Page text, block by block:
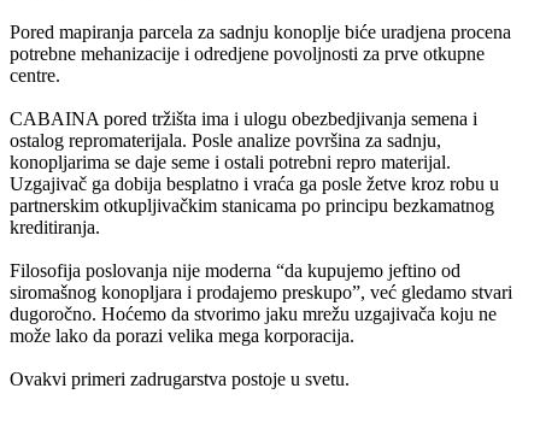
Pored mapiranja parcela za sadnju konoplje biće uradjena procena
potrebne mehanizacije i odredjene povoljnosti za prve otkupne
centre.
CABAINA pored tržišta ima i ulogu obezbedjivanja semena i
ostalog repromaterijala. Posle analize površina za sadnju,
konopljarima se daje seme i ostali potrebni repro materijal.
Uzgajivač ga dobija besplatno i vraća ga posle žetve kroz robu u
partnerskim otkupljivačkim stanicama po principu bezkamatnog
kreditiranja.
Filosofija poslovanja nije moderna “da kupujemo jeftino od
siromašnog konopljara i prodajemo preskupo”, već gledamo stvari
dugoročno. Hoćemo da stvorimo jaku mrežu uzgajivača koju ne
može lako da porazi velika mega korporacija.
Ovakvi primeri zadrugarstva postoje u svetu.